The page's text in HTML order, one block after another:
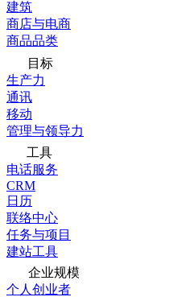
建筑
商店与电商
商品品类
目标
生产力
通讯
移动
管理与领导力
工具
电话服务
CRM
日历
联络中心
任务与项目
建站工具
企业规模
个人创业者